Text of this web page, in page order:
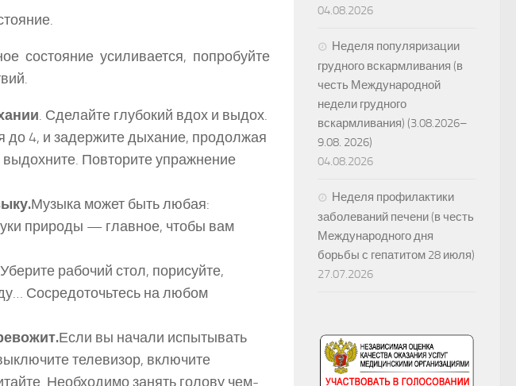
состояние усиливается, попробуйте
. Сделайте глубокий вдох и выдох.
до 4, и задержите дыхание, продолжая
Повторите упражнение
Музыка может быть любая:
природы — главное, чтобы вам
Уберите рабочий стол, порисуйте,
Сосредоточьтесь на любом
Если вы начали испытывать
телевизор, включите
Необходимо занять голову чем-
04.08.2026
Неделя популяризации
грудного вскармливания (в
честь Международной
недели грудного
вскармливания) (3.08.2026–
9.08. 2026)
04.08.2026
Неделя профилактики
заболеваний печени (в честь
Международного дня
борьбы с гепатитом 28 июля)
27.07.2026